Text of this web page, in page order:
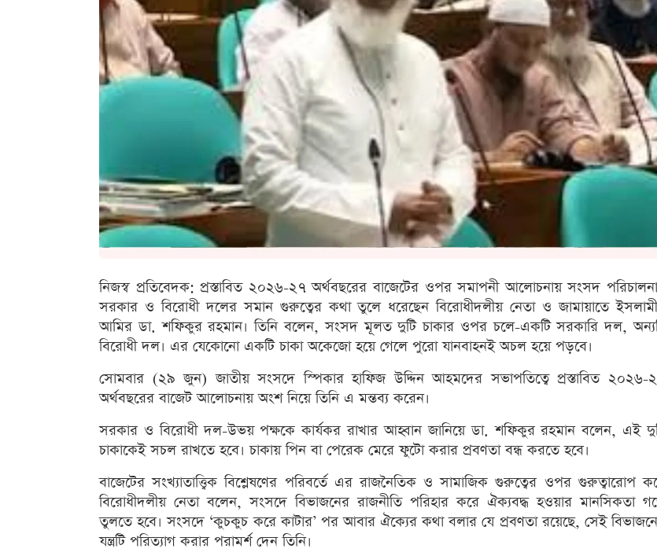
নিজস্ব প্রতিবেদক: প্রস্তাবিত ২০২৬-২৭ অর্থবছরের বাজেটের ওপর সমাপনী আলোচনায় সংসদ
সরকার ও বিরোধী দলের সমান গুরুত্বের কথা তুলে ধরেছেন বিরোধীদলীয় নেতা ও জামায়াতে
আমির ডা. শফিকুর রহমান। তিনি বলেন, সংসদ মূলত দুটি চাকার ওপর চলে-একটি সরকারি দল,
বিরোধী দল। এর যেকোনো একটি চাকা অকেজো হয়ে গেলে পুরো যানবাহনই অচল হয়ে পড়বে।
সোমবার (২৯ জুন) জাতীয় সংসদে স্পিকার হাফিজ উদ্দিন আহমদের সভাপতিত্বে প্রস্তাবিত ২০২৬-
অর্থবছরের বাজেট আলোচনায় অংশ নিয়ে তিনি এ মন্তব্য করেন।
সরকার ও বিরোধী দল-উভয় পক্ষকে কার্যকর রাখার আহ্বান জানিয়ে ডা. শফিকুর রহমান বলেন, এই
চাকাকেই সচল রাখতে হবে। চাকায় পিন বা পেরেক মেরে ফুটো করার প্রবণতা বন্ধ করতে হবে।
বাজেটের সংখ্যাতাত্ত্বিক বিশ্লেষণের পরিবর্তে এর রাজনৈতিক ও সামাজিক গুরুত্বের ওপর গুরুত্বারোপ
বিরোধীদলীয় নেতা বলেন, সংসদে বিভাজনের রাজনীতি পরিহার করে ঐক্যবদ্ধ হওয়ার মানসিকতা
তুলতে হবে। সংসদে ‘কুচকুচ করে কাটার’ পর আবার ঐক্যের কথা বলার যে প্রবণতা রয়েছে, সেই
যন্ত্রটি পরিত্যাগ করার পরামর্শ দেন তিনি।